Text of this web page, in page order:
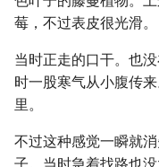
莓，不过表皮很光滑。
当时正走的口干。也
时一股寒气从小腹传
里。
不过这种感觉一瞬就